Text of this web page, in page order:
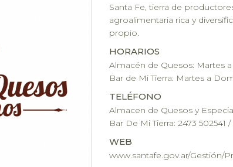
Santa Fe, tierra de
agroalimentaria rica y
propio.
HORARIOS
Almacén de Quesos: Martes
Bar de Mi Tierra: Martes a
TELÉFONO
Almacen de Quesos y
Bar De Mi Tierra: 2473 502541 /
WEB
www.santafe.gov.ar/Gestión/